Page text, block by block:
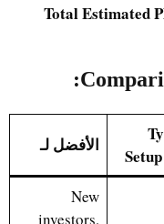
Total Estimated
الأفضل لـ
New
investors,